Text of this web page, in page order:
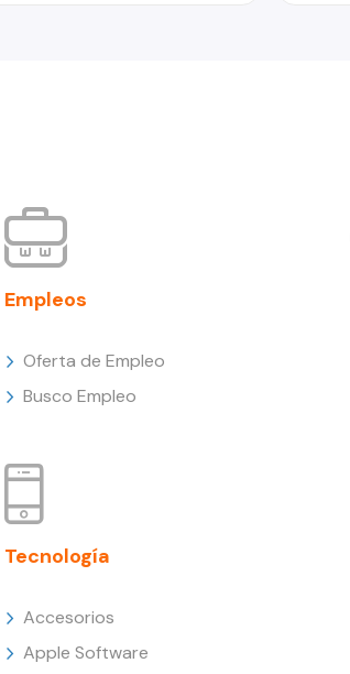
Empleos
Oferta de Empleo
Busco Empleo
Tecnología
Accesorios
Apple Software